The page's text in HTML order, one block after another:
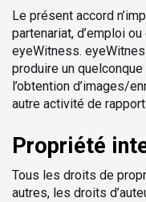
Le présent accord
partenariat, d’emploi
eyeWitness.
produire un
l’obtention d’images/
autre activité de rapport
Propriété
Tous les droits de
autres, les droits